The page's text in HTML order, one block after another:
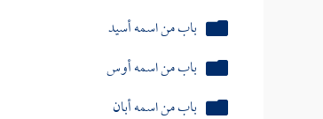
باب من اسمه أسيد
باب من اسمه أوس
باب من اسمه أبان